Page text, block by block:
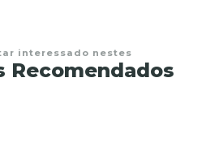
interessado nestes
Recomendados